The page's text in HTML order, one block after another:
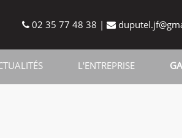
02 35 77 48 38 |
L'ENTREPRISE